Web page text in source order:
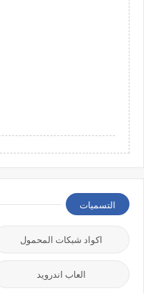
التسميات
اكواد شبكات المحمول
العاب اندرويد